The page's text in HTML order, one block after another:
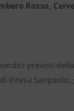
Rosso,
previsti
Intesa